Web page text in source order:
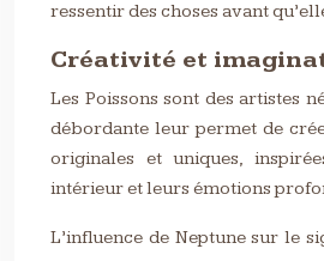
ressentir des choses avant
Créativité et
Les Poissons sont des artistes
débordante leur permet de
originales et uniques,
intérieur et leurs émotions
L’influence de Neptune sur le